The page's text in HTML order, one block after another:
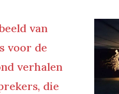
van
voor de
verhalen
die